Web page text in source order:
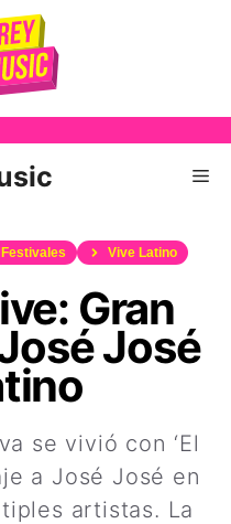
Festivales Vive Latino
Gran
José
se vivió con ‘El
a José José en
artistas. La